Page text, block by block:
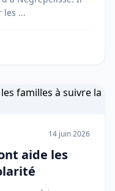
les ...
14 juin 2026
aide les